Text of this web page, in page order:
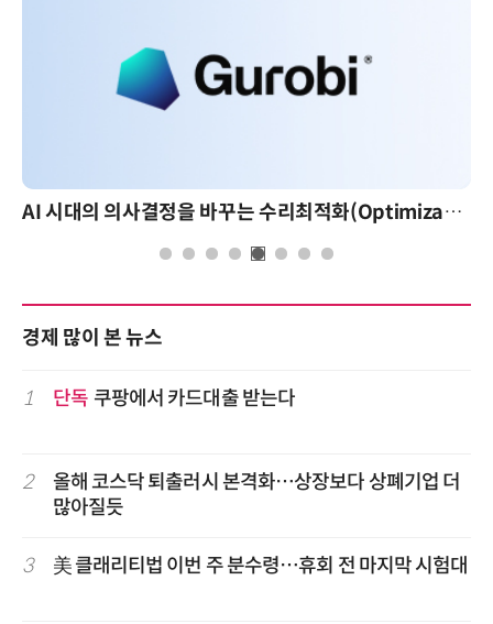
AI 시대의 의사결정을 바꾸는 수리최적화(Optimization): 실제 산업 적용 사례와 활용 전략
경제 많이 본 뉴스
1 단독 쿠팡에서 카드대출 받는다
2
올해 코스닥 퇴출러시 본격화…상장보다 상폐기업 더
많아질듯
3 美 클래리티법 이번 주 분수령…휴회 전 마지막 시험대